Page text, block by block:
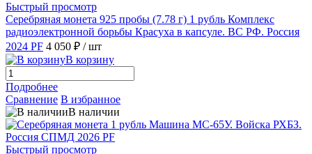
Быстрый просмотр
Серебряная монета 925 пробы (7.78 г) 1 рубль Комплекс
радиоэлектронной борьбы Красуха в капсуле. ВС РФ. Россия
2024 PF 4 050 ₽ / шт
В корзину
Подробнее
Сравнение В избранное
В наличии
Быстрый просмотр